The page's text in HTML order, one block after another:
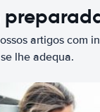
artigos com
lhe adequa.